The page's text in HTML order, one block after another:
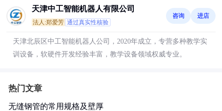
天津中工智能机器人有限公司
法人:郑爱芳 通过真实性核验
咨询 进店
天津北辰区中工智能机器人公司，2020年成立，专营多种教学实
训设备，软硬件开发经验丰富，教学设备领域权威专业。
热门文章
无缝钢管的常用规格及壁厚